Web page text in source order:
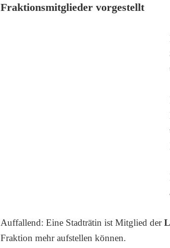
Fraktionsmitglieder vorgestellt
Auffallend: Eine Stadträtin ist Mitglied der
Fraktion mehr aufstellen können.